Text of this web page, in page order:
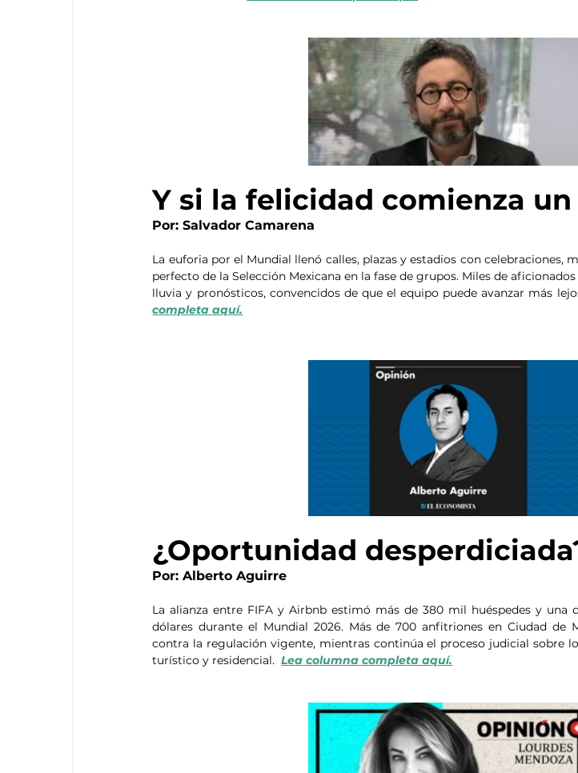
Y si la felicidad comienza
Por: Salvador Camarena
La euforia por el Mundial llenó calles, plazas y estadios con celebraciones,
perfecto de la Selección Mexicana en la fase de grupos. Miles de
lluvia y pronósticos, convencidos de que el equipo puede avanzar más
completa aquí.
¿Oportunidad
Por: Alberto Aguirre
La alianza entre FIFA y Airbnb estimó más de 380 mil huéspedes y una
dólares durante el Mundial 2026. Más de 700 anfitriones en Ciudad de
contra la regulación vigente, mientras continúa el proceso judicial sobre
turístico y residencial. Lea columna completa aquí.